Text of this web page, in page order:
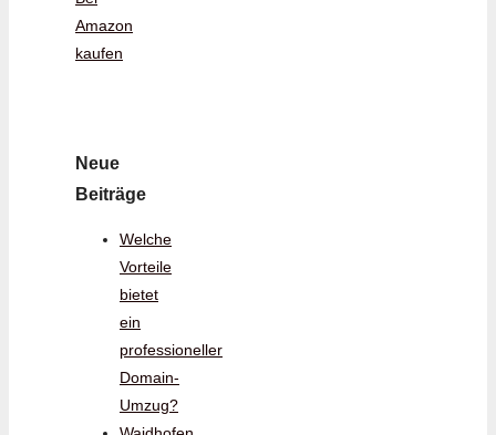
Amazon
kaufen
Neue
Beiträge
Welche
Vorteile
bietet
ein
professioneller
Domain-
Umzug?